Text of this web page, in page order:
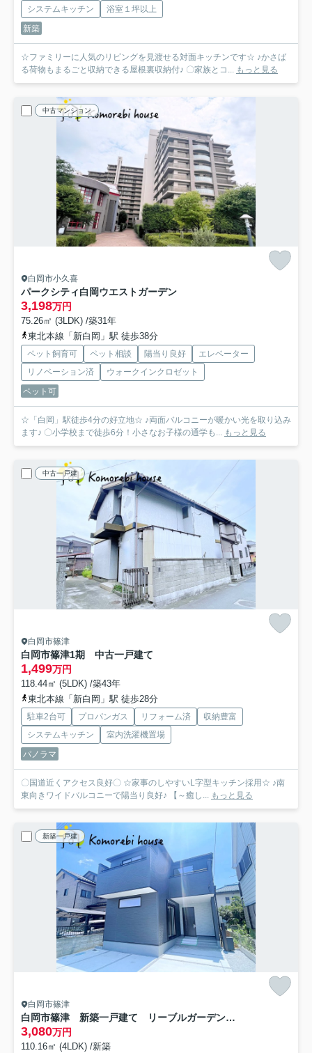
システムキッチン
浴室１坪以上
新築
☆ファミリーに人気のリビングを見渡せる対面キッチンです☆ ♪かさば
る荷物もまるごと収納できる屋根裏収納付♪ 〇家族とコ... もっと見る
中古マンション
白岡市小久喜
パークシティ白岡ウエストガーデン
3,198万円
75.26㎡ (3LDK) /築31年
東北本線「新白岡」駅 徒歩38分
ペット飼育可 ペット相談 陽当り良好
エレベーター
リノベーション済
ウォークインクロゼット
ペット可
☆「白岡」駅徒歩4分の好立地☆ ♪両面バルコニーが暖かい光を取り込み
ます♪ 〇小学校まで徒歩6分！小さなお子様の通学も... もっと見る
中古一戸建
白岡市篠津
白岡市篠津1期 中古一戸建て
1,499万円
118.44㎡ (5LDK) /築43年
東北本線「新白岡」駅 徒歩28分
駐車2台可 プロパンガス リフォーム済
収納豊富
システムキッチン
室内洗濯機置場
パノラマ
〇国道近くアクセス良好〇 ☆家事のしやすいL字型キッチン採用☆ ♪南
東向きワイドバルコニーで陽当り良好♪ 【～癒し... もっと見る
新築一戸建
白岡市篠津
白岡市篠津 新築一戸建て リーブルガーデン 01
3,080万円
110.16㎡ (4LDK) /新築